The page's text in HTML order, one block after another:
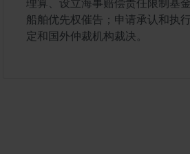
理算、设立海事赔偿责任限制基
船舶优先权催告；申请承认和执
定和国外仲裁机构裁决。